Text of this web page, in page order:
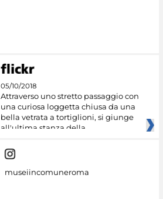
05/10/2018
Attraverso uno stretto passaggio con
una curiosa loggetta chiusa da una
bella vetrata a tortiglioni, si giunge
all'ultima stanza della
museiincomuneroma